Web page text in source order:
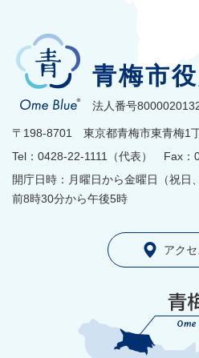
青梅市
法人番号
〒198-8701 東京都青梅市東青梅1
Tel：0428-22-1111（代表） Fax：
開庁日時：月曜日から金曜日（祝日
前8時30分から午後5時
アクセ